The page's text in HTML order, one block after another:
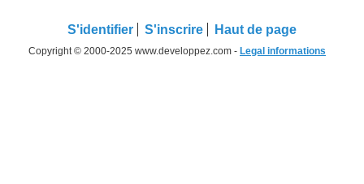
S'identifier S'inscrire Haut de page
Copyright © 2000-2025 www.developpez.com - Legal informations